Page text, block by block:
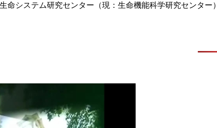
システム研究センター（現：生命機能科学研究センター）